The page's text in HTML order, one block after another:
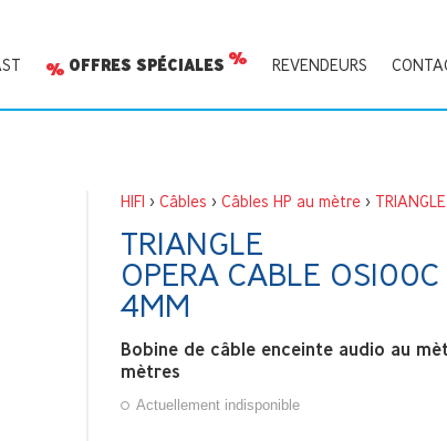
OFFRES SPÉCIALES REVENDEURS
HIFI > Câbles > Câbles HP au mètre> TRIANGLE
TRIANGLE
OPERA CABLE OS100C
4MM
Bobine de câble enceinte audio au
mètres
Actuellement indisponible